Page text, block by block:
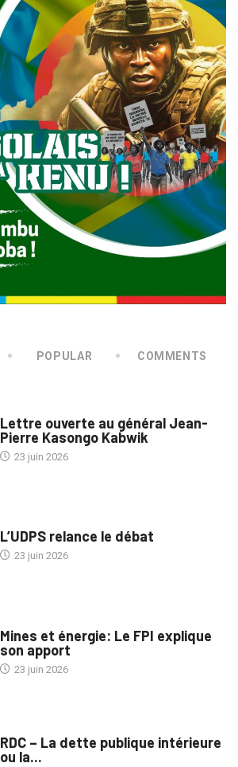
POPULAR COMMENTS
Lettre ouverte au général Jean-
Pierre Kasongo Kabwik
23 juin 2026
L’UDPS relance le débat
23 juin 2026
Mines et énergie: Le FPI explique
son apport
23 juin 2026
RDC – La dette publique intérieure
ou la...